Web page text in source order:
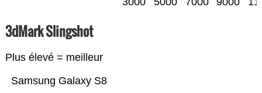
3dMark Slingshot
Plus élevé = meilleur
Samsung Galaxy S8